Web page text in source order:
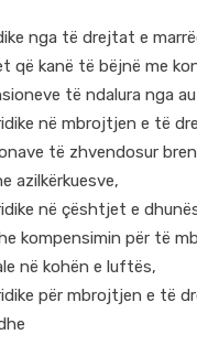
nga të drejtat e
që kanë të bëjnë me
të ndalura nga
në mbrojtjen e të
të zhvendosur
azilkërkuesve,
në çështjet e
kompensimin për të
në kohën e luftës,
për mbrojtjen e të